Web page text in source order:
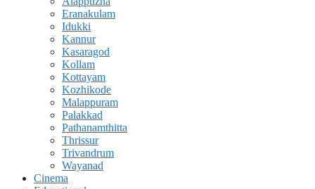
Eranakulam
Idukki
Kannur
Kasaragod
Kollam
Kottayam
Kozhikode
Malappuram
Palakkad
Pathanamthitta
Thrissur
Trivandrum
Wayanad
Cinema